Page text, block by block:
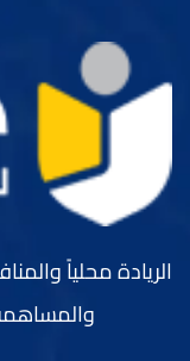
الريادة محلياً